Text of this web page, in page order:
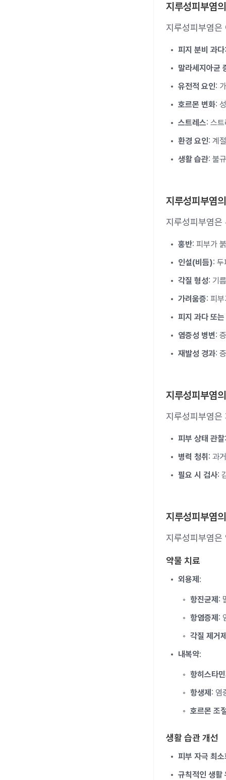
지루성피부염
지루성피부염
피지 분비 과다
말라세지아균
유전적 요인:
호르몬 변화:
스트레스: 스
환경 요인: 계
생활 습관: 불
지루성피부염
지루성피부염
홍반: 피부가
인설(비듬):
각질 형성: 기
가려움증: 피
피지 과다 또
염증성 병변:
재발성 경과:
지루성피부염
지루성피부염
피부 상태 관찰
병력 청취 : 과
필요 시 검사:
지루성피부염
지루성피부염
약물 치료
외용제 :
항진균제 :
항염증제 :
각질 제거
내복약:
항히스타
항생제 : 염
호르몬 조
생활 습관 개선
피부 자극 최
규칙적인 생활